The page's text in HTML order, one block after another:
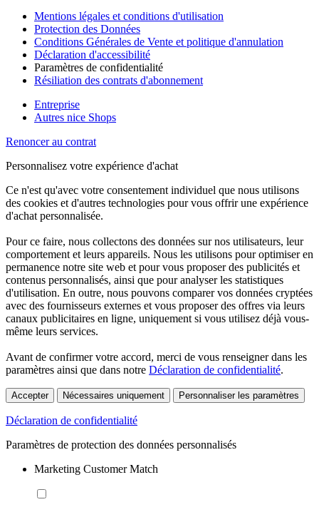
Mentions légales et conditions d'utilisation
Protection des Données
Conditions Générales de Vente et politique d'annulation
Déclaration d'accessibilité
Paramètres de confidentialité
Résiliation des contrats d'abonnement
Entreprise
Autres nice Shops
Renoncer au contrat
Personnalisez votre expérience d'achat
Ce n'est qu'avec votre consentement individuel que nous utilisons
des cookies et d'autres technologies pour vous offrir une expérience
d'achat personnalisée.
Pour ce faire, nous collectons des données sur nos utilisateurs, leur
comportement et leurs appareils. Nous les utilisons pour optimiser en
permanence notre site web et pour vous proposer des publicités et
contenus personnalisés, ainsi que pour analyser les statistiques
d'utilisation. En outre, nous pouvons comparer vos données cryptées
avec des fournisseurs externes et vous proposer des offres via leurs
canaux publicitaires en ligne, uniquement si vous utilisez déjà vous-
même leurs services.
Avant de confirmer votre accord, merci de vous renseigner dans les
paramètres ainsi que dans notre Déclaration de confidentialité.
Accepter Nécessaires uniquement Personnaliser les paramètres
Déclaration de confidentialité
Paramètres de protection des données personnalisés
Marketing Customer Match